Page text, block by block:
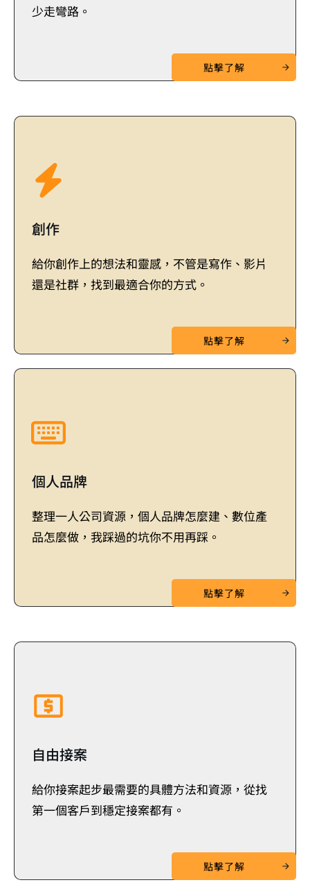
少走彎路。
點擊了解
創作
給你創作上的想法和靈感，不管是寫作、影片
還是社群，找到最適合你的方式。
點擊了解
個人品牌
整理一人公司資源，個人品牌怎麼建、數位產
品怎麼做，我踩過的坑你不用再踩。
點擊了解
自由接案
給你接案起步最需要的具體方法和資源，從找
第一個客戶到穩定接案都有。
點擊了解